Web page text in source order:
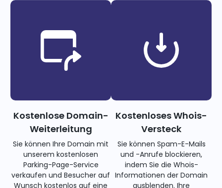
Kostenlose Domain-
Weiterleitung
Sie können Ihre Domain mit
unserem kostenlosen
Parking-Page-Service
verkaufen und Besucher auf
Wunsch kostenlos auf eine
Kostenloses Whois-
Versteck
Sie können Spam-E-Mails
und -Anrufe blockieren,
indem Sie die Whois-
Informationen der Domain
ausblenden. Ihre